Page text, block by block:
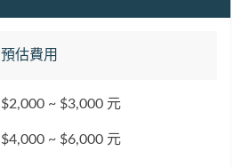
預估費用
$2,000 ~ $3,000 元
$4,000 ~ $6,000 元